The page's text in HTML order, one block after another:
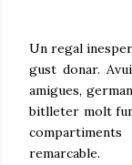
Un regal
gust donar.
amigues,
bitlleter molt
remarcable.